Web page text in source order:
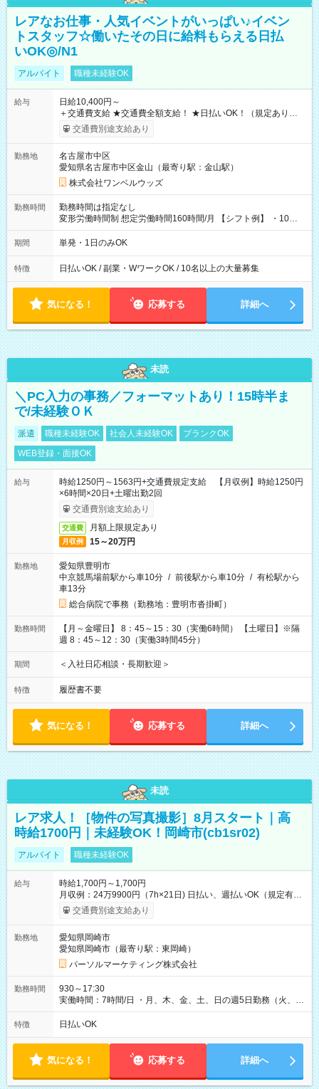
レアなお仕事・人気イベントがいっぱい♪イベン
トスタッフ☆働いたその日に給料もらえる日払
いOK◎/N1
アルバイト 職種未経験OK
給与
日給10,400円～
＋交通費支給 ★交通費全額支給！ ★日払いOK！（規定あり） ┗
働いたその日に現金GET♪ お仕事後はコンビニATMから 日払
交通費別途支給あり
勤務地
名古屋市中区
愛知県名古屋市中区金山（最寄り駅：金山駅）
株式会社ワンベルウッズ
勤務時間
勤務時間は指定なし
変形労働時間制 想定労働時間160時間/月 【シフト例】 ・10：
00～20：00
期間 単発・1日のみOK
特徴 日払いOK / 副業・WワークOK / 10名以上の大量募集
気になる！ 応募する 詳細へ
未読
＼PC入力の事務／フォーマットあり！15時半ま
で/未経験ＯＫ
派遣 職種未経験OK 社会人未経験OK
ブランクOK
WEB登録・面接OK
給与
時給1250円～1563円+交通費規定支給 【月収例】時給1250円
×6時間×20日+土曜出勤2回
交通費別途支給あり
交通費 月額上限規定あり
月収例 15～20万円
勤務地
愛知県豊明市
中京競馬場前駅から車10分 / 前後駅から車10分 / 有松駅から
車13分
総合病院で事務（勤務地：豊明市沓掛町）
勤務時間
【月～金曜日】 8：45～15：30（実働6時間） 【土曜日】※隔
週 8：45～12：30（実働3時間45分）
期間 ＜入社日応相談・長期歓迎＞
特徴 履歴書不要
気になる！ 応募する 詳細へ
未読
レア求人！［物件の写真撮影］8月スタート｜高
時給1700円｜未経験OK！岡崎市(cb1sr02)
アルバイト 職種未経験OK
給与
時給1,700円～1,700円
月収例：24万9900円（7h×21日) 日払い、週払いOK（規定有
り） 【試用期間】試用期間なし
交通費別途支給あり
勤務地
愛知県岡崎市
愛知県岡崎市（最寄り駅：東岡崎）
パーソルマーケティング株式会社
勤務時間
930～17:30
実働時間：7時間/日 ・月、木、金、土、日の週5日勤務（火、水
は固定休です／夏季、年末年始等、長期休暇有り！） ・ワンシ
フト！ 残業ほぼナシ（0～5h/月）
特徴 日払いOK
気になる！ 応募する 詳細へ